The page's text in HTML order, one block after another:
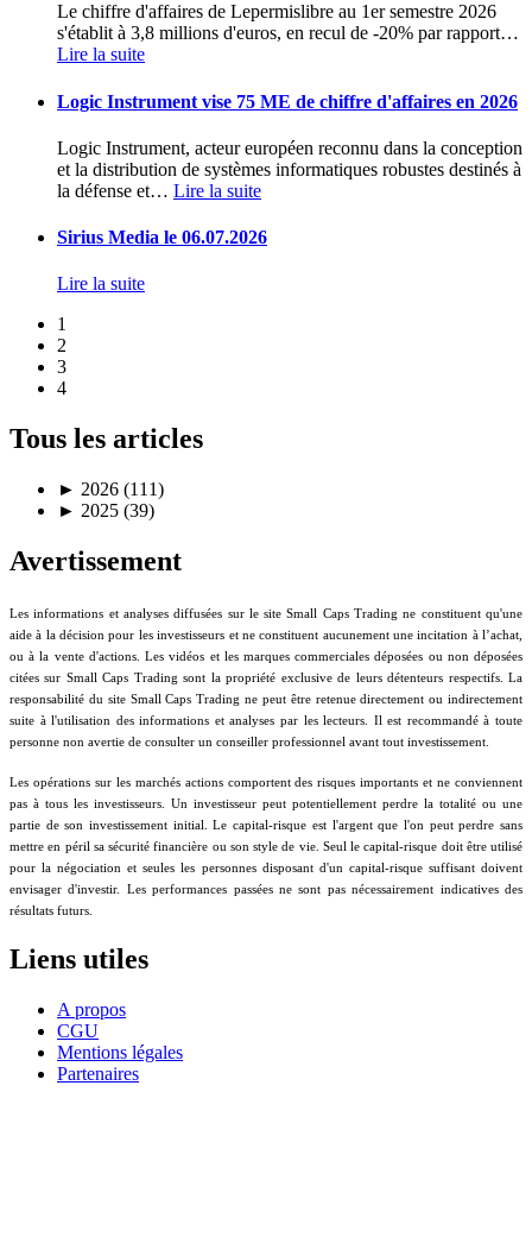
Le chiffre d'affaires de Lepermislibre au 1er semestre 2026
s'établit à 3,8 millions d'euros, en recul de -20% par rapport…
Lire la suite
Logic Instrument vise 75 ME de chiffre d'affaires en 2026
Logic Instrument, acteur européen reconnu dans la conception
et la distribution de systèmes informatiques robustes destinés à
la défense et… Lire la suite
Sirius Media le 06.07.2026
Lire la suite
1
2
3
4
Tous les articles
► 2026 (111)
► 2025 (39)
Avertissement
Les informations et analyses diffusées sur le site Small Caps Trading ne constituent qu'une
aide à la décision pour les investisseurs et ne constituent aucunement une incitation à l’achat,
ou à la vente d'actions. Les vidéos et les marques commerciales déposées ou non déposées
citées sur Small Caps Trading sont la propriété exclusive de leurs détenteurs respectifs. La
responsabilité du site Small Caps Trading ne peut être retenue directement ou indirectement
suite à l'utilisation des informations et analyses par les lecteurs. Il est recommandé à toute
personne non avertie de consulter un conseiller professionnel avant tout investissement.
Les opérations sur les marchés actions comportent des risques importants et ne conviennent
pas à tous les investisseurs. Un investisseur peut potentiellement perdre la totalité ou une
partie de son investissement initial. Le capital-risque est l'argent que l'on peut perdre sans
mettre en péril sa sécurité financière ou son style de vie. Seul le capital-risque doit être utilisé
pour la négociation et seules les personnes disposant d'un capital-risque suffisant doivent
envisager d'investir. Les performances passées ne sont pas nécessairement indicatives des
résultats futurs.
Liens utiles
A propos
CGU
Mentions légales
Partenaires